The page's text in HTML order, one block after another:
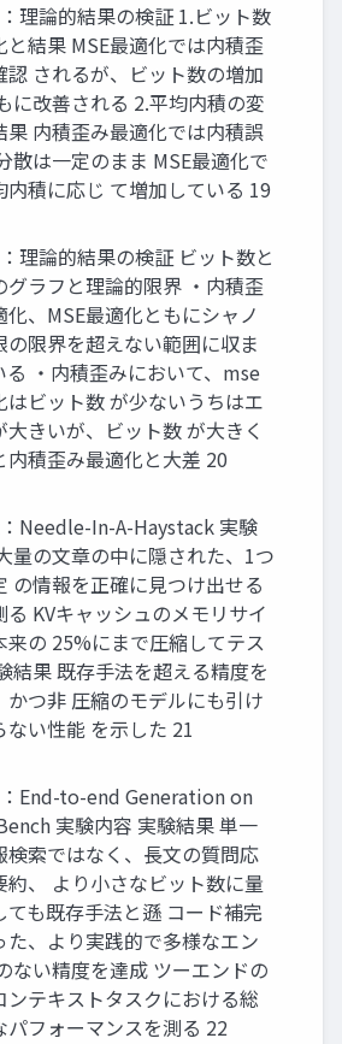
理論的結果の検証 1.ビット数
と結果 MSE最適化では内積歪
認 されるが、ビット数の増加
に改善される 2.平均内積の変
果 内積歪み最適化では内積誤
散は一定のまま MSE最適化で
内積に応じ て増加している 19
理論的結果の検証 ビット数と
グラフと理論的限界 ・内積歪
化、MSE最適化ともにシャノ
の限界を超えない範囲に収ま
る ・内積歪みにおいて、mse
はビット数 が少ないうちはエ
大きいが、ビット数 が大きく
内積歪み最適化と大差 20
Needle-In-A-Haystack 実験
量の文章の中に隠された、1つ
の情報を正確に見つけ出せる
る KVキャッシュのメモリサイ
来の 25%にまで圧縮してテス
結果 既存手法を超える精度を
かつ非 圧縮のモデルにも引け
ない性能 を示した 21
End-to-end Generation on
実験内容 実験結果 単一
検索ではなく、長文の質問応
約、 より小さなビット数に量
ても既存手法と遜 コード補完
た、より実践的で多様なエン
ない精度を達成 ツーエンドの
ンテキストタスクにおける総
パフォーマンスを測る 22